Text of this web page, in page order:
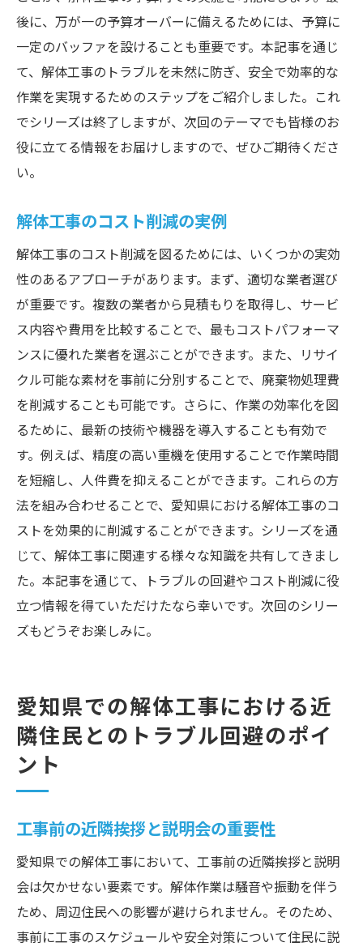
後に、万が一の予算オーバーに備えるためには、予算に
一定のバッファを設けることも重要です。本記事を通じ
て、解体工事のトラブルを未然に防ぎ、安全で効率的な
作業を実現するためのステップをご紹介しました。これ
でシリーズは終了しますが、次回のテーマでも皆様のお
役に立てる情報をお届けしますので、ぜひご期待くださ
い。
解体工事のコスト削減の実例
解体工事のコスト削減を図るためには、いくつかの実効
性のあるアプローチがあります。まず、適切な業者選び
が重要です。複数の業者から見積もりを取得し、サービ
ス内容や費用を比較することで、最もコストパフォーマ
ンスに優れた業者を選ぶことができます。また、リサイ
クル可能な素材を事前に分別することで、廃棄物処理費
を削減することも可能です。さらに、作業の効率化を図
るために、最新の技術や機器を導入することも有効で
す。例えば、精度の高い重機を使用することで作業時間
を短縮し、人件費を抑えることができます。これらの方
法を組み合わせることで、愛知県における解体工事のコ
ストを効果的に削減することができます。シリーズを通
じて、解体工事に関連する様々な知識を共有してきまし
た。本記事を通じて、トラブルの回避やコスト削減に役
立つ情報を得ていただけたなら幸いです。次回のシリー
ズもどうぞお楽しみに。
愛知県での解体工事における近
隣住民とのトラブル回避のポイ
ント
工事前の近隣挨拶と説明会の重要性
愛知県での解体工事において、工事前の近隣挨拶と説明
会は欠かせない要素です。解体作業は騒音や振動を伴う
ため、周辺住民への影響が避けられません。そのため、
事前に工事のスケジュールや安全対策について住民に説